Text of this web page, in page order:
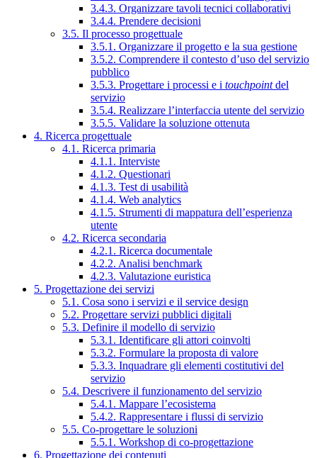
3.4.3. Organizzare tavoli tecnici collaborativi
3.4.4. Prendere decisioni
3.5. Il processo progettuale
3.5.1. Organizzare il progetto e la sua gestione
3.5.2. Comprendere il contesto d’uso del servizio
pubblico
3.5.3. Progettare i processi e i touchpointdel
servizio
3.5.4. Realizzare l’interfaccia utente del servizio
3.5.5. Validare la soluzione ottenuta
4. Ricerca progettuale
4.1. Ricerca primaria
4.1.1. Interviste
4.1.2. Questionari
4.1.3. Test di usabilità
4.1.4. Web analytics
4.1.5. Strumenti di mappatura dell’esperienza
utente
4.2. Ricerca secondaria
4.2.1. Ricerca documentale
4.2.2. Analisi benchmark
4.2.3. Valutazione euristica
5. Progettazione dei servizi
5.1. Cosa sono i servizi e il service design
5.2. Progettare servizi pubblici digitali
5.3. Definire il modello di servizio
5.3.1. Identificare gli attori coinvolti
5.3.2. Formulare la proposta di valore
5.3.3. Inquadrare gli elementi costitutivi del
servizio
5.4. Descrivere il funzionamento del servizio
5.4.1. Mappare l’ecosistema
5.4.2. Rappresentare i flussi di servizio
5.5. Co-progettare le soluzioni
5.5.1. Workshop di co-progettazione
6. Progettazione dei contenuti